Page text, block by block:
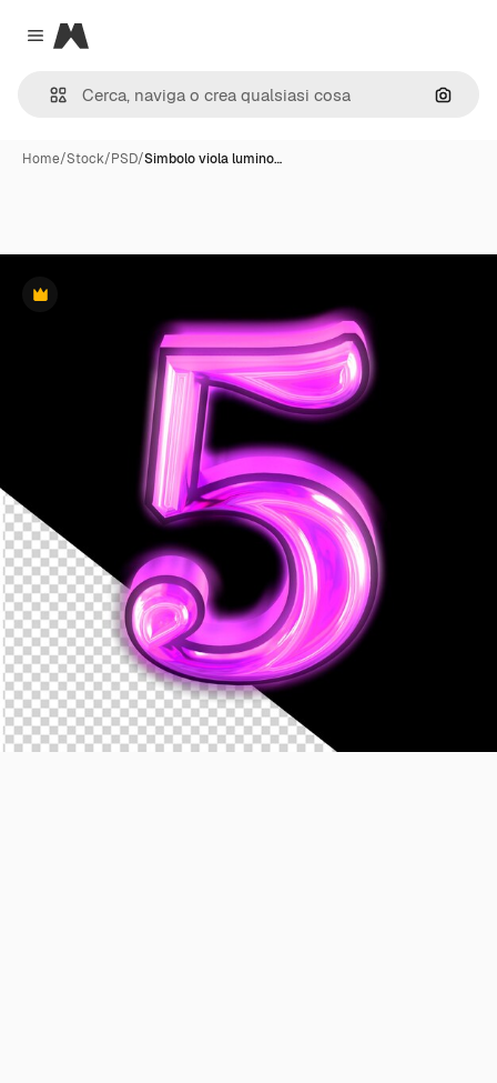
Close menu
Magnific
Cerca
Home/Stock/PSD/Simbolo viola lumino…
Premium